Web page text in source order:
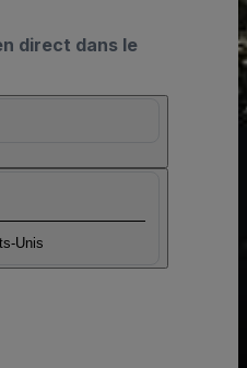
direct dans le
Unis